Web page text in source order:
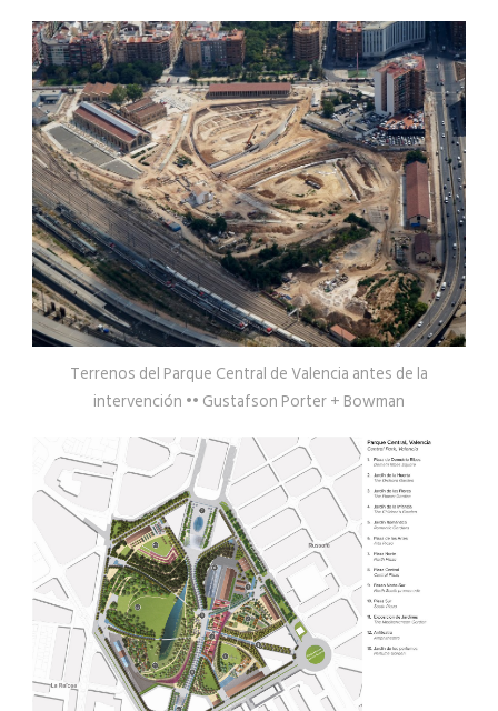
Terrenos del Parque Central de Valencia antes de la
intervención •• Gustafson Porter + Bowman